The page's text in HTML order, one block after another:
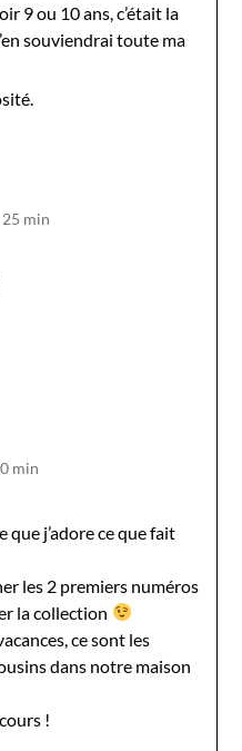
9 ou 10 ans, c’était la
souviendrai toute ma
min
min
que j’adore ce que fait
les 2 premiers numéros
la collection
ce sont les
dans notre maison
!